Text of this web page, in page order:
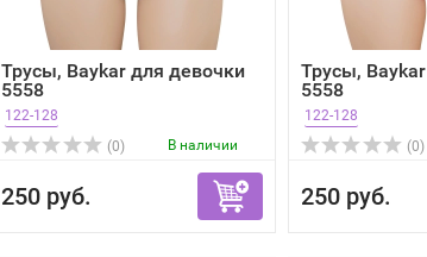
Трусы, Baykar для девочки
5558
122-128
(0)
В наличии
250 руб.
Трусы,
5558
122-128
(0)
250 руб.